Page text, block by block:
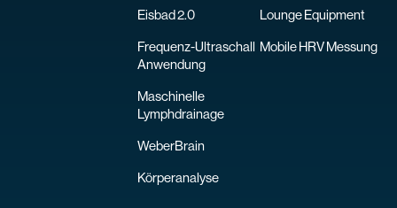
Eisbad 2.0
Frequenz-Ultraschall
Anwendung
Maschinelle
Lymphdrainage
WeberBrain
Körperanalyse
Lounge Equipment
Mobile HRV Messung